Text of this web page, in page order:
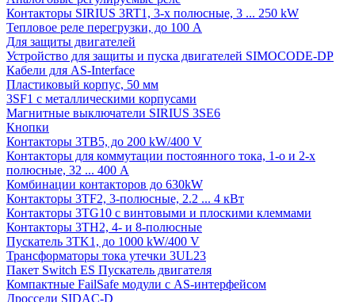
Контакторы SIRIUS 3RT1, 3-х полюсные, 3 ... 250 kW
Тепловое реле перегрузки, до 100 A
Для защиты двигателей
Устройство для защиты и пуска двигателей SIMOCODE-DP
Кабели для AS-Interface
Пластиковый корпус, 50 мм
3SF1 с металлическими корпусами
Магнитные выключатели SIRIUS 3SE6
Кнопки
Контакторы 3TB5, до 200 kW/400 V
Контакторы для коммутации постоянного тока, 1-о и 2-х
полюсные, 32 ... 400 A
Комбинации контакторов до 630kW
Контакторы 3TF2, 3-полюсные, 2.2 ... 4 кВт
Контакторы 3TG10 c винтовыми и плоскими клеммами
Контакторы 3TH2, 4- и 8-полюсные
Пускатель 3TK1, до 1000 kW/400 V
Трансформаторы тока утечки 3UL23
Пакет Switch ES Пускатель двигателя
Компактные FailSafe модули с AS-интерфейсом
Дроссели SIDAC-D